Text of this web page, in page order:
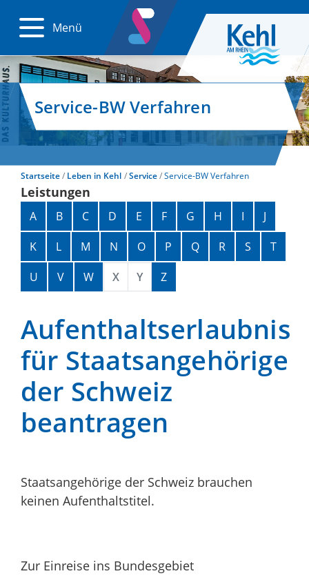
Menü
Service-BW Verfahren
Startseite Leben in Kehl Service Service-BW Verfahren
Leistungen
Alphabetisches Register überspringen
A B C D E F G H I
J
K
L M N O P Q R S
T
U
V W X Y Z
Aufenthaltserlaubnis
für Staatsangehörige
der Schweiz
beantragen
Staatsangehörige der Schweiz brauchen
keinen Aufenthaltstitel.
Zur Einreise ins Bundesgebiet